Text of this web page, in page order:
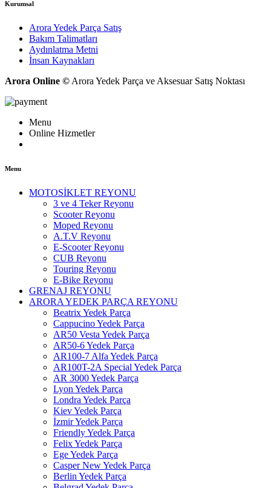
Kurumsal
Arora Yedek Parça Satış
Bakım Talimatları
Aydınlatma Metni
İnsan Kaynakları
Arora Online © Arora Yedek Parça ve Aksesuar Satış Noktası
Menu
Online Hizmetler
Menu
MOTOSİKLET REYONU
3 ve 4 Teker Reyonu
Scooter Reyonu
Moped Reyonu
A.T.V Reyonu
E-Scooter Reyonu
CUB Reyonu
Touring Reyonu
E-Bike Reyonu
GRENAJ REYONU
ARORA YEDEK PARÇA REYONU
Beatrix Yedek Parça
Cappucino Yedek Parça
AR50 Vesta Yedek Parça
AR50-6 Yedek Parça
AR100-7 Alfa Yedek Parça
AR100T-2A Special Yedek Parça
AR 3000 Yedek Parça
Lyon Yedek Parça
Londra Yedek Parça
Kiev Yedek Parça
İzmir Yedek Parça
Friendly Yedek Parça
Felix Yedek Parça
Ege Yedek Parça
Casper New Yedek Parça
Berlin Yedek Parça